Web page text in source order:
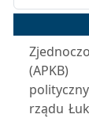
rządu